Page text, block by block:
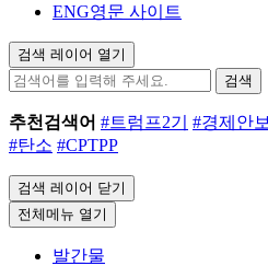
ENG영문 사이트
검색 레이어 열기
검색
추천검색어 #트럼프2기 #경제안보
#탄소 #CPTPP
검색 레이어 닫기
전체메뉴 열기
발간물